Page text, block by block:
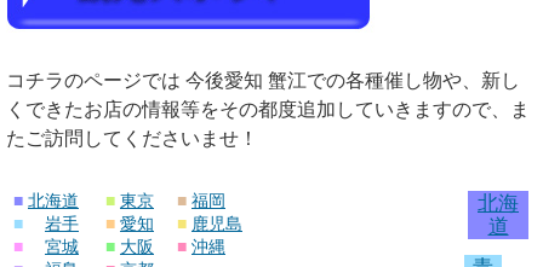
コチラのページでは 今後愛知 蟹江での各種催し物や、新し
くできたお店の情報等をその都度追加していきますので、ま
たご訪問してくださいませ！
■ 北海道
■
岩手
■
宮城
■ 東京
■ 愛知
■ 大阪
■ 福岡
■ 鹿児島
■ 沖縄
北海
道